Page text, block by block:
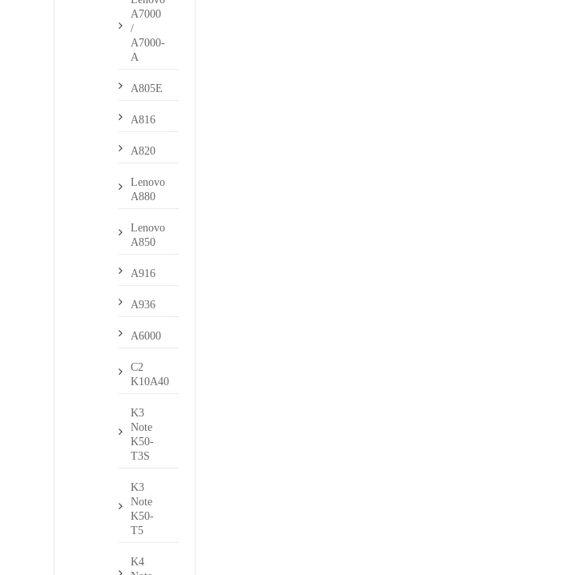
A7000
/
A7000-
A
A805E
A816
A820
Lenovo
A880
Lenovo
A850
A916
A936
A6000
C2
K10A40
K3
Note
K50-
T3S
K3
Note
K50-
T5
K4